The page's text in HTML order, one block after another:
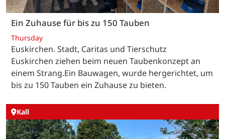
Ein Zuhause für bis zu 150 Tauben
Thursday
Euskirchen. Stadt, Caritas und Tierschutz
Euskirchen ziehen beim neuen Taubenkonzept an
einem Strang.Ein Bauwagen, wurde hergerichtet, um
bis zu 150 Tauben ein Zuhause zu bieten.
Kall